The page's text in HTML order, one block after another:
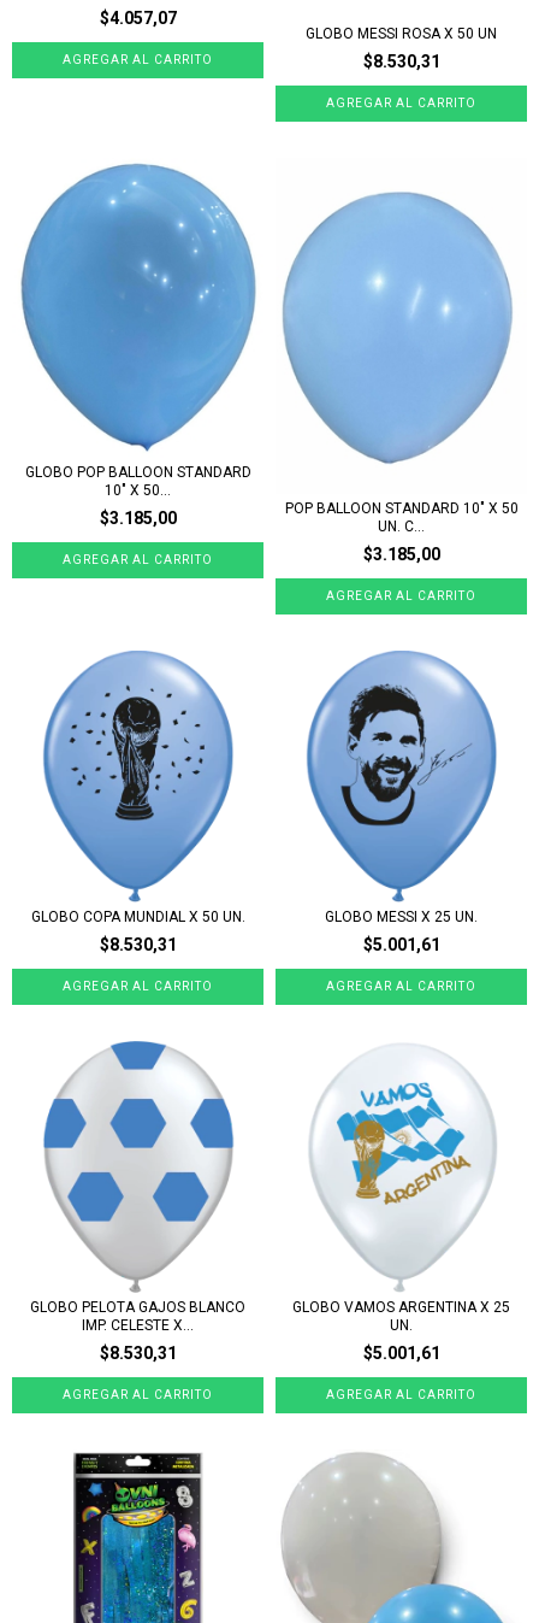
$4.057,07
GLOBO MESSI ROSA X 50 UN
$8.530,31
GLOBO POP BALLOON STANDARD
10" X 50...
$3.185,00
POP BALLOON STANDARD 10" X 50
UN. C...
$3.185,00
GLOBO COPA MUNDIAL X 50 UN.
$8.530,31
GLOBO MESSI X 25 UN.
$5.001,61
GLOBO PELOTA GAJOS BLANCO
IMP. CELESTE X...
$8.530,31
GLOBO VAMOS ARGENTINA X 25
UN.
$5.001,61